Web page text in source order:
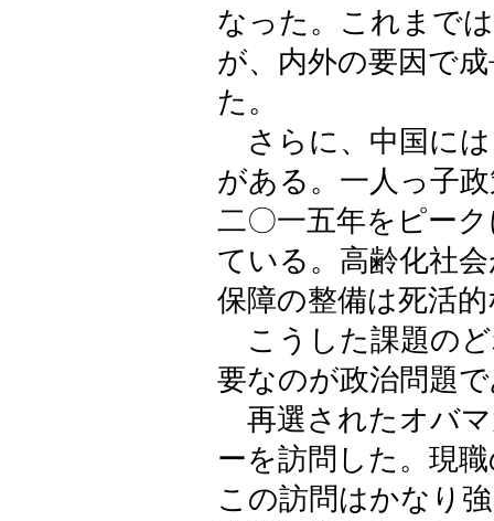
なった。これまで
が、内外の要因で
た。
さらに、中国には
がある。一人っ子
二〇一五年をピー
ている。高齢化社
保障の整備は死活
こうした課題の
要なのが政治問題
再選されたオバマ
ーを訪問した。現
この訪問はかなり